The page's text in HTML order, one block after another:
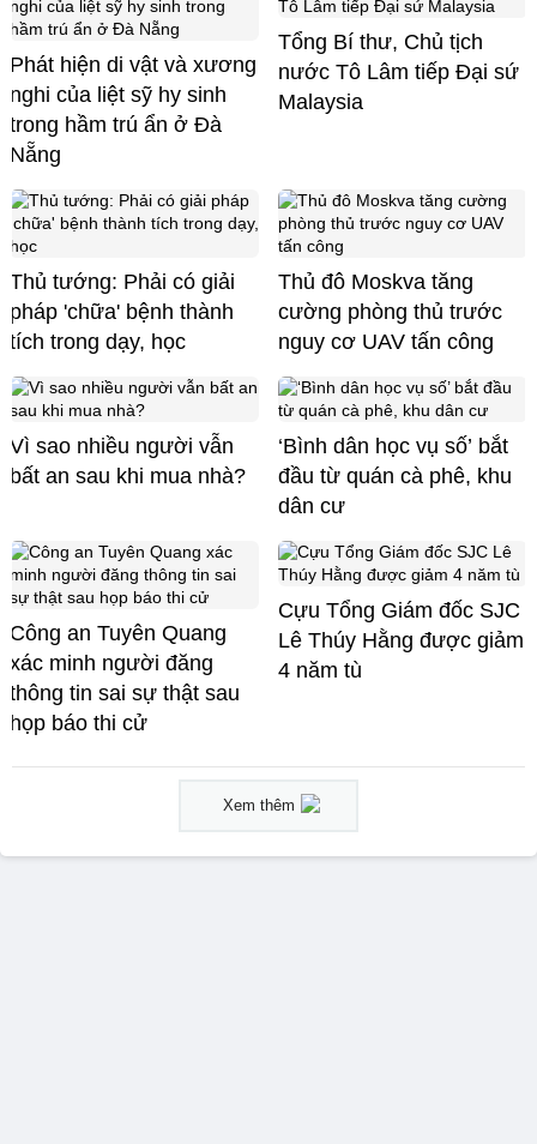
Phát hiện di vật và xương
nghi của liệt sỹ hy sinh
trong hầm trú ẩn ở Đà
Nẵng
Tổng Bí thư, Chủ tịch
nước Tô Lâm tiếp Đại sứ
Malaysia
Thủ tướng: Phải có giải
pháp 'chữa' bệnh thành
tích trong dạy, học
Thủ đô Moskva tăng
cường phòng thủ trước
nguy cơ UAV tấn công
Vì sao nhiều người vẫn
bất an sau khi mua nhà?
‘Bình dân học vụ số’ bắt
đầu từ quán cà phê, khu
dân cư
Công an Tuyên Quang
xác minh người đăng
thông tin sai sự thật sau
họp báo thi cử
Cựu Tổng Giám đốc SJC
Lê Thúy Hằng được giảm
4 năm tù
Xem thêm